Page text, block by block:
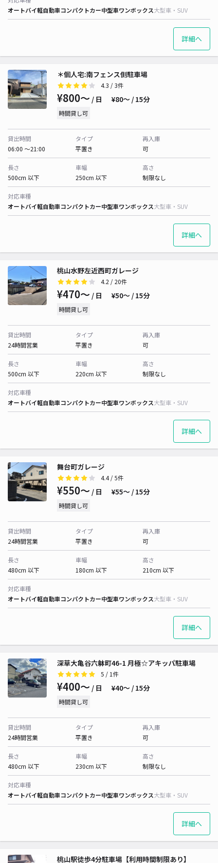
オートバイ軽自動車コンパクトカー中型車ワンボックス大型車・SUV
詳細へ
＊個人宅:南フェンス側駐車場
4.3 / 3件
¥800〜 / 日 ¥80〜 / 15分
時間貸し可
貸出時間
06:00 〜21:00
タイプ
平置き
再入庫
可
長さ
500cm 以下
車幅
250cm 以下
高さ
制限なし
対応車種
オートバイ軽自動車コンパクトカー中型車ワンボックス大型車・SUV
詳細へ
桃山水野左近西町ガレージ
4.2 / 20件
¥470〜 / 日 ¥50〜 / 15分
時間貸し可
貸出時間
24時間営業
タイプ
平置き
再入庫
可
長さ
500cm 以下
車幅
220cm 以下
高さ
制限なし
対応車種
オートバイ軽自動車コンパクトカー中型車ワンボックス大型車・SUV
詳細へ
舞台町ガレージ
4.4/ 5件
¥550〜 / 日 ¥55〜 / 15分
時間貸し可
貸出時間
24時間営業
タイプ
平置き
再入庫
可
長さ
480cm 以下
車幅
180cm 以下
高さ
210cm 以下
対応車種
オートバイ軽自動車コンパクトカー中型車ワンボックス大型車・SUV
詳細へ
深草大亀谷六躰町46-1 月極☆アキッパ駐車場
5 / 1件
¥400〜 / 日 ¥40〜 / 15分
時間貸し可
貸出時間
24時間営業
タイプ
平置き
再入庫
可
長さ
480cm 以下
車幅
230cm 以下
高さ
制限なし
対応車種
オートバイ軽自動車コンパクトカー中型車ワンボックス大型車・SUV
詳細へ
桃山駅徒歩4分駐車場【利用時間制限あり】